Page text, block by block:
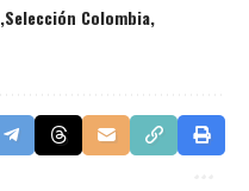
Selección Colombia